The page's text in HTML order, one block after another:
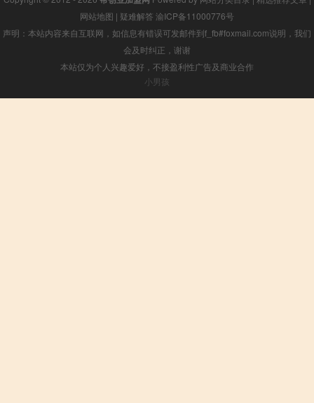
网站地图 | 疑难解答 渝ICP备11000776号
声明：本站内容来自互联网，如信息有错误可发邮件到f_fb#foxmail.com说明，我们
会及时纠正，谢谢
本站仅为个人兴趣爱好，不接盈利性广告及商业合作
小男孩